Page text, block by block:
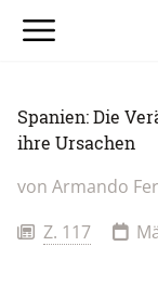
Spanien: Die
ihre Ursachen
von Armando
Z. 117